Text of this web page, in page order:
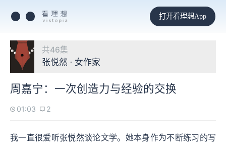
打开看理想App
共46集
张悦然 · 女作家
周嘉宁：一次创造力与经验的交换
01:03 2
我一直很爱听张悦然谈论文学。她本身作为不断练习的写